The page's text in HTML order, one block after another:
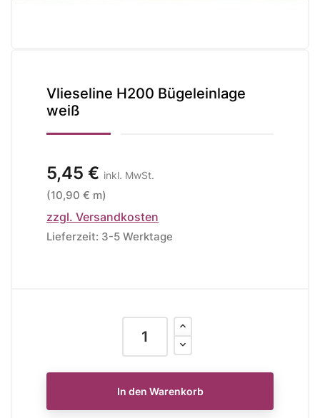
Vlieseline H200 Bügeleinlage
weiß
5,45 € inkl. MwSt.
(10,90 € m)
zzgl. Versandkosten
Lieferzeit: 3-5 Werktage
In den Warenkorb